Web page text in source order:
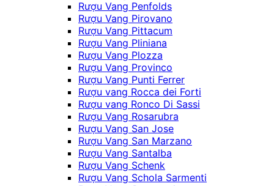
Rượu Vang Penfolds
Rượu Vang Pirovano
Rượu Vang Pittacum
Rượu Vang Pliniana
Rượu Vang Plozza
Rượu Vang Provinco
Rượu Vang Punti Ferrer
Rượu vang Rocca dei Forti
Rượu vang Ronco Di Sassi
Rượu Vang Rosarubra
Rượu Vang San Jose
Rượu Vang San Marzano
Rượu Vang Santalba
Rượu Vang Schenk
Rượu Vang Schola Sarmenti